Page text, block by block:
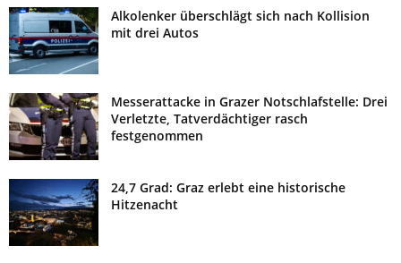
Alkolenker überschlägt sich nach Kollision
mit drei Autos
Messerattacke in Grazer Notschlafstelle: Drei
Verletzte, Tatverdächtiger rasch
festgenommen
24,7 Grad: Graz erlebt eine historische
Hitzenacht